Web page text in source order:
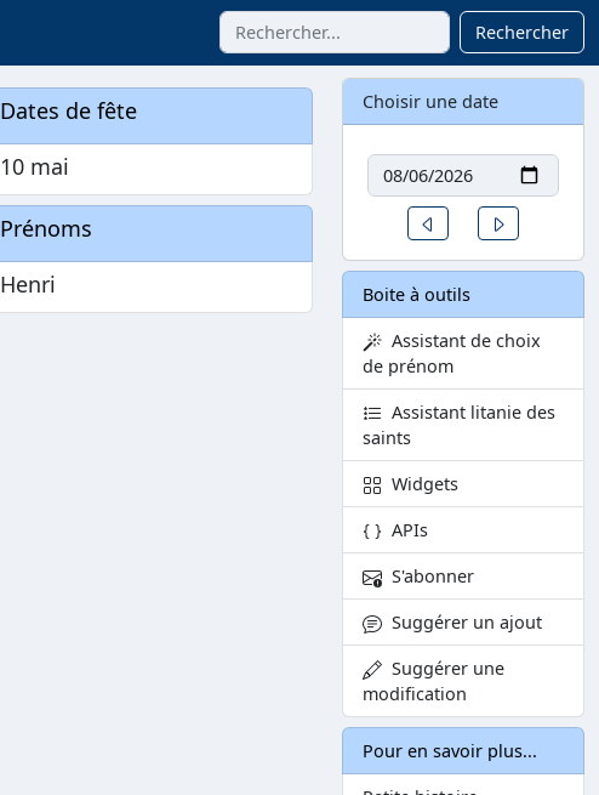
Rechercher
Dates de fête
10 mai
Prénoms
Henri
Choisir une date
Date
Un jour avant
Boite à outils
Assistant de choix
de prénom
Assistant litanie des
saints
Widgets
APIs
S'abonner
Suggérer un ajout
Suggérer une
modification
Pour en savoir plus...